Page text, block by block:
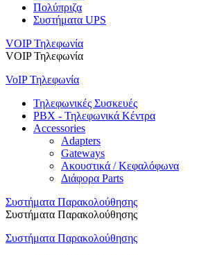
Πολύπριζα
Συστήματα UPS
VOIP Τηλεφωνία
VOIP Τηλεφωνία
VoIP Τηλεφωνία
Τηλεφωνικές Συσκευές
PBX - Τηλεφωνικά Κέντρα
Accessories
Adapters
Gateways
Ακουστικά / Κεφαλόφωνα
Διάφορα Parts
Συστήματα Παρακολούθησης
Συστήματα Παρακολούθησης
Συστήματα Παρακολούθησης